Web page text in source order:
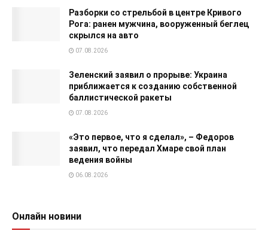
Разборки со стрельбой в центре Кривого
Рога: ранен мужчина, вооруженный беглец
скрылся на авто
07.08.2026
Зеленский заявил о прорыве: Украина
приближается к созданию собственной
баллистической ракеты
07.08.2026
«Это первое, что я сделал», – Федоров
заявил, что передал Хмаре свой план
ведения войны
06.08.2026
Онлайн новини